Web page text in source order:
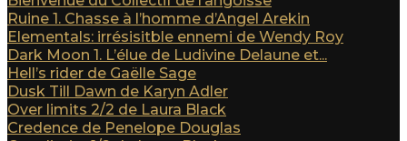
Ruine 1. Chasse à l’homme d’Angel Arekin
Elementals: irrésisitble ennemi de Wendy Roy
Dark Moon 1. L’élue de Ludivine Delaune et...
Hell’s rider de Gaëlle Sage
Dusk Till Dawn de Karyn Adler
Over limits 2/2 de Laura Black
Credence de Penelope Douglas